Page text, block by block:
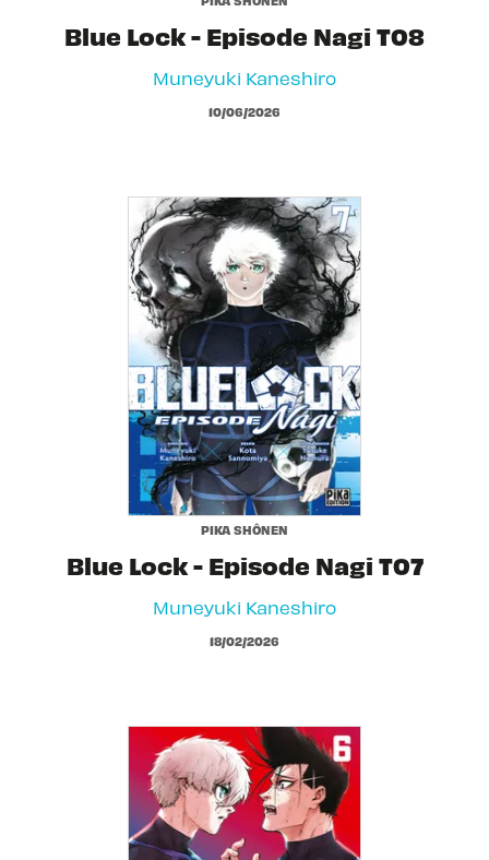
Blue Lock - Episode Nagi T08
Muneyuki Kaneshiro
10/06/2026
PIKA SHÔNEN
Blue Lock - Episode Nagi T07
Muneyuki Kaneshiro
18/02/2026